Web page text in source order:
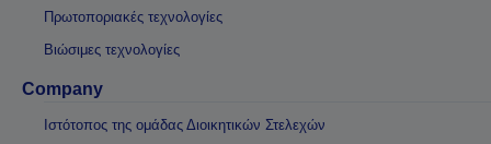
Πρωτοποριακές τεχνολογίες
Βιώσιμες τεχνολογίες
Company
Ιστότοπος της ομάδας Διοικητικών Στελεχών